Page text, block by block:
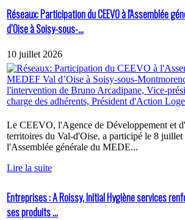
Réseaux: Participation du CEEVO à l'Assemblée
d’Oise à Soisy-sous-...
10 juillet 2026
Le CEEVO, l'Agence de Développement et
territoires du Val-d'Oise, a participé le 8 juillet
l'Assemblée générale du MEDE...
Lire la suite
Entreprises : A Roissy, Initial Hygiène services
ses produits ...